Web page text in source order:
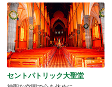
セントパトリック大聖堂